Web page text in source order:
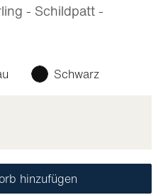
- Schildpatt -
Schwarz
hinzufügen